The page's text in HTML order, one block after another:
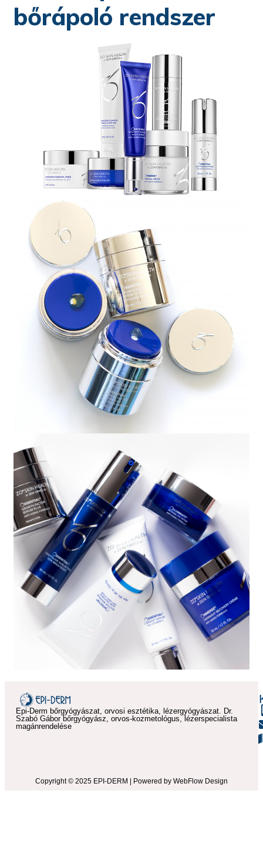
bőrápoló rendszer
Epi-Derm bőrgyógyászat, orvosi esztétika, lézergyógyászat. Dr.
Szabó Gábor bőrgyógyász, orvos-kozmetológus, lézerspecialista
magánrendelése
Copyright © 2025 EPI-DERM | Powered by WebFlow Design​